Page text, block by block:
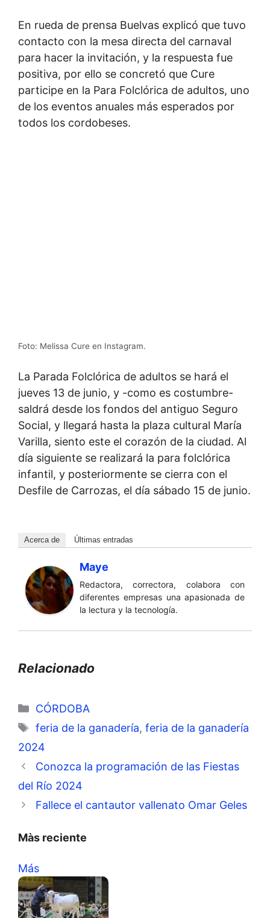
En rueda de prensa Buelvas explicó que tuvo
contacto con la mesa directa del carnaval
para hacer la invitación, y la respuesta fue
positiva, por ello se concretó que Cure
participe en la Para Folclórica de adultos, uno
de los eventos anuales más esperados por
todos los cordobeses.
Foto: Melissa Cure en Instagram.
La Parada Folclórica de adultos se hará el
jueves 13 de junio, y -como es costumbre-
saldrá desde los fondos del antiguo Seguro
Social, y llegará hasta la plaza cultural María
Varilla, siento este el corazón de la ciudad. Al
día siguiente se realizará la para folclórica
infantil, y posteriormente se cierra con el
Desfile de Carrozas, el día sábado 15 de junio.
Acerca de Últimas entradas
Maye
Redactora, correctora, colabora con
diferentes empresas una apasionada de
la lectura y la tecnología.
Relacionado
Categorías
CÓRDOBA
Etiquetas
feria de la ganadería, feria de la ganadería
2024
Conozca la programación de las Fiestas
del Río 2024
Fallece el cantautor vallenato Omar Geles
Màs reciente
Más